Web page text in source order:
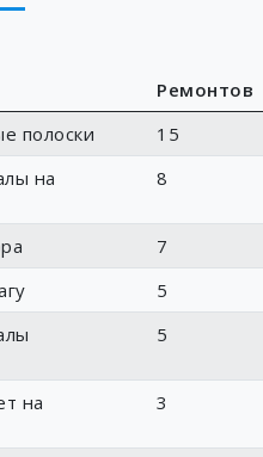
Ремонтов
полоски
15
на
8
7
5
5
на
3